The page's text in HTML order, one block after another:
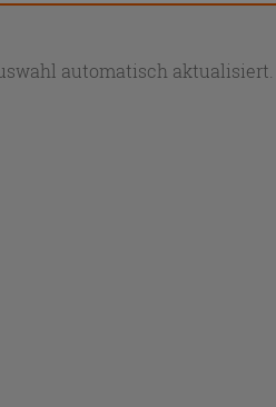
automatisch aktualisiert.